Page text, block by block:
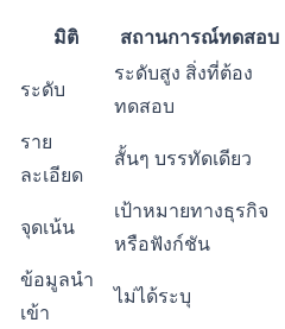
มิติ สถานการณ์ทดสอบ
ระดับ
ระดับสูง สิ่งที่ต้อง
ทดสอบ
ราย
ละเอียด
สั้นๆ บรรทัดเดียว
จุดเน้น
เป้าหมายทางธุรกิจ
หรือฟังก์ชัน
ข้อมูลนำ
เข้า
ไม่ได้ระบุ